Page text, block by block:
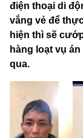
điện thoại di
vắng vẻ để
hiện thì sẽ
hàng loạt vụ
qua.